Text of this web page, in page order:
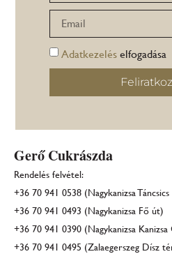
Adatkezeléselfogadása
Gerő Cukrászda
Rendelés felvétel:
+36 70 941 0538 (Nagykanizsa
+36 70 941 0493 (Nagykanizsa Fő út)
+36 70 941 0390 (Nagykanizsa
+36 70 941 0495 (Zalaegerszeg Dísz